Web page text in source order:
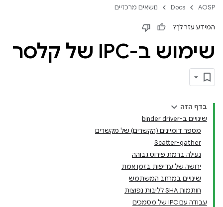
AOSP
Docs נושאים מרכזיים
המידע עזר לך?
שימוש ב-IPC של קלסר
בדף הזה
שינויים ב-binder driver
מספר דומיינים (הקשרים) של מקשרים
Scatter-gather
נעילה ברמת פירוט גבוהה
ירושה של עדיפות בזמן אמת
שינויים במרחב המשתמש
חותמות SHA לליבות נפוצות
עבודה עם IPC של מסמכים